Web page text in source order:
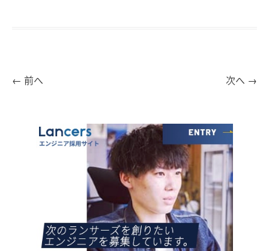
← 前へ 次へ →